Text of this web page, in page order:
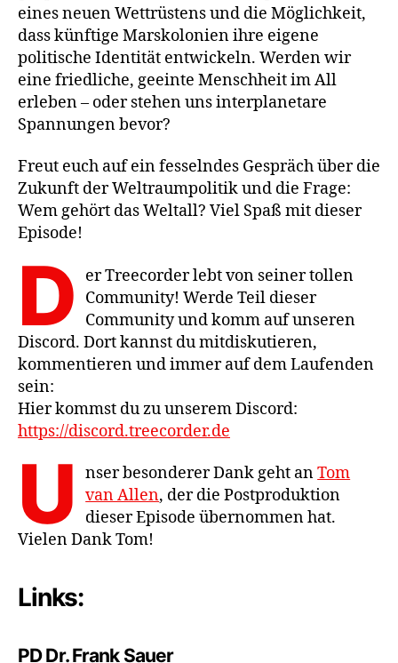
eines neuen Wettrüstens und die Möglichkeit,
dass künftige Marskolonien ihre eigene
politische Identität entwickeln. Werden wir
eine friedliche, geeinte Menschheit im All
erleben – oder stehen uns interplanetare
Spannungen bevor?
Freut euch auf ein fesselndes Gespräch über die
Zukunft der Weltraumpolitik und die Frage:
Wem gehört das Weltall? Viel Spaß mit dieser
Episode!
D
er Treecorder lebt von seiner tollen
Community! Werde Teil dieser
Community und komm auf unseren
Discord. Dort kannst du mitdiskutieren,
kommentieren und immer auf dem Laufenden
sein:
Hier kommst du zu unserem Discord:
https://discord.treecorder.de
U nser besonderer Dank geht anTom
van Allen, der die Postproduktion
dieser Episode übernommen hat.
Vielen Dank Tom!
Links:
PD Dr. Frank Sauer